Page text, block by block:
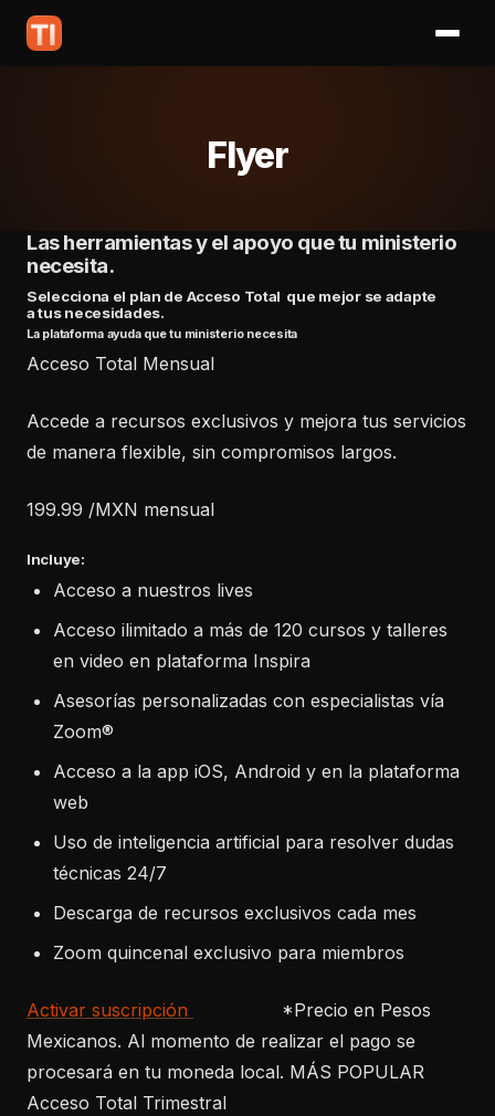
Flyer
Las herramientas y el apoyo que tu ministerio
necesita.
Selecciona el plan de Acceso Total que mejor se adapte
a tus necesidades.
La plataforma ayuda que tu ministerio necesita
Acceso Total Mensual
Accede a recursos exclusivos y mejora tus servicios
de manera flexible, sin compromisos largos.
199.99 /MXN mensual
Incluye:
Acceso a nuestros lives
Acceso ilimitado a más de 120 cursos y talleres
en video en plataforma Inspira
Asesorías personalizadas con especialistas vía
Zoom®
Acceso a la app iOS, Android y en la plataforma
web
Uso de inteligencia artificial para resolver dudas
técnicas 24/7
Descarga de recursos exclusivos cada mes
Zoom quincenal exclusivo para miembros
Activar suscripción
*Precio en Pesos
Mexicanos. Al momento de realizar el pago se
procesará en tu moneda local. MÁS POPULAR
Acceso Total Trimestral